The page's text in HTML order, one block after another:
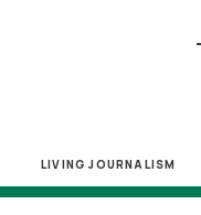
LIVING JOURNALISM